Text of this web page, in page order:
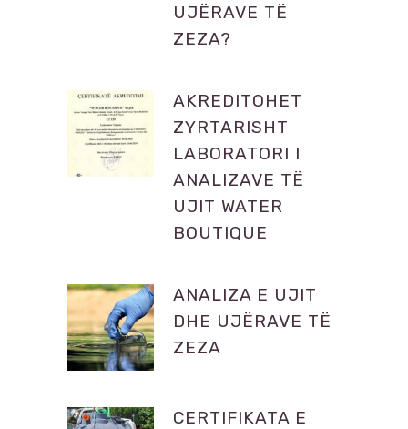
UJËRAVE TË
ZEZA?
AKREDITOHET
ZYRTARISHT
LABORATORI I
ANALIZAVE TË
UJIT WATER
BOUTIQUE
ANALIZA E UJIT
DHE UJËRAVE TË
ZEZA
CERTIFIKATA E